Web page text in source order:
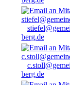
berg.de
berg.de